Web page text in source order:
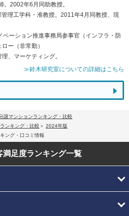
2002年6月同助教授。
理工学科・准教授。2011年4月同教授、現
ーション推進事務局参事官（インフラ・防
ー（非常勤）
、マーケティング。
≫鈴木研究室についての詳細はこちら
譲マンションランキング・比較
ンキング・比較
2024年版
ング・口コミ情報
満足度ランキング一覧